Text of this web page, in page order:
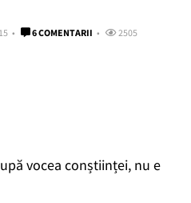
6 COMENTARII 2505
vocea conștiinței, nu e